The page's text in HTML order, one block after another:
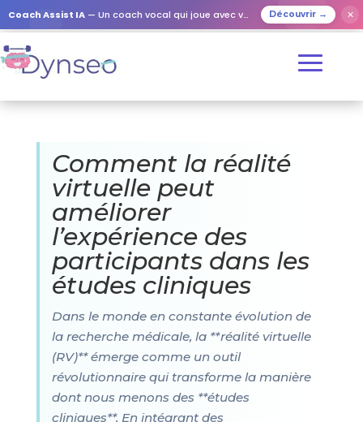
Coach Assist IA — Un coach vocal qui joue avec vos proches Découvrir → ✕
Comment la réalité
virtuelle peut
améliorer
l’expérience des
participants dans les
études cliniques
Dans le monde en constante évolution de
la recherche médicale, la **réalité virtuelle
(RV)** émerge comme un outil
révolutionnaire qui transforme la manière
dont nous menons des **études
cliniques**. En intégrant des